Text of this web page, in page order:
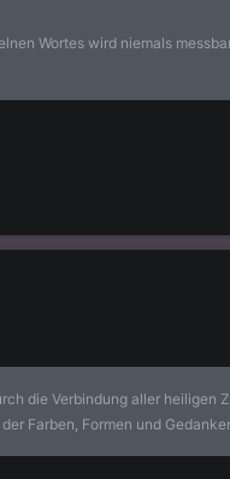
Wortes wird niemals
die Verbindung aller heiligen
Farben, Formen und